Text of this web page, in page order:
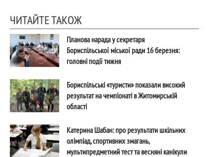
ЧИТАЙТЕ ТАКОЖ
Планова нарада у секретаря
Бориспільської міської ради 16 березня:
головні події тижня
Бориспільські «туристи» показали високий
результат на чемпіонаті в Житомирській
області
Катерина Шабан: про результати шкільних
олімпіад, спортивних змагань,
мультипредметний тест та весняні канікули